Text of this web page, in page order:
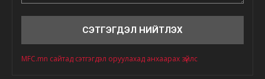
MFC.mn сайтад сэтгэгдэл оруулахад анхаарах зүйлс